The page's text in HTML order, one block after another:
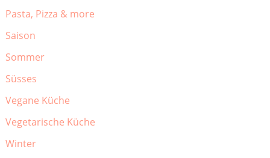
Pasta, Pizza & more
Saison
Sommer
Süsses
Vegane Küche
Vegetarische Küche
Winter